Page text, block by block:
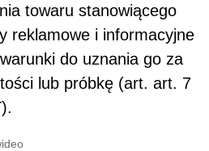
towaru stanowiącego
reklamowe i informacyjne
do uznania go za
lub próbkę (art. art. 7